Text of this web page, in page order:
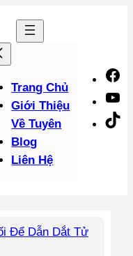
Trang Chủ
Giới Thiệu
Về Tuyên
Blog
Liên Hệ